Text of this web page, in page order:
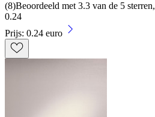
(8)Beoordeeld met 3.3 van de 5
0.24
Prijs: 0.24 euro